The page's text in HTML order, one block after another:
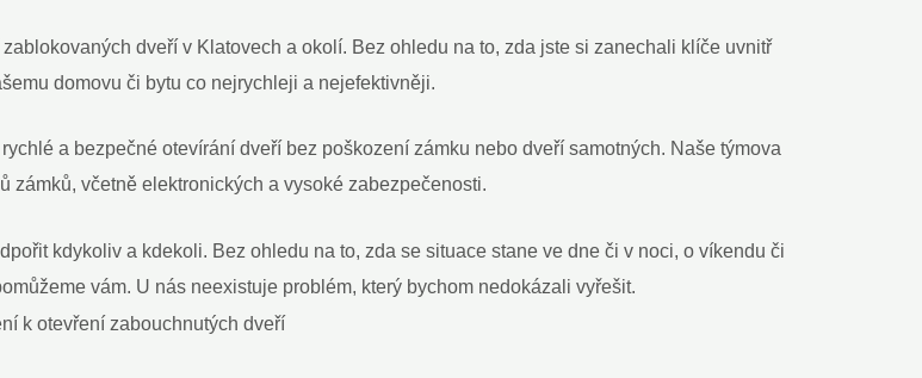
dveří v Klatovech a okolí. Bez ohledu na to, zda jste si zanechali klíče uvnitř
domovu či bytu co nejrychleji a nejefektivněji.
a bezpečné otevírání dveří bez poškození zámku nebo dveří samotných. Naše týmova
zámků, včetně elektronických a vysoké zabezpečenosti.
kdykoliv a kdekoli. Bez ohledu na to, zda se situace stane ve dne či v noci, o víkendu či
vám. U nás neexistuje problém, který bychom nedokázali vyřešit.